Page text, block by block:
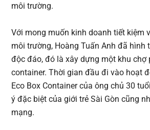
môi trường.
Với mong muốn kinh doanh tiết kiệm
môi trường, Hoàng Tuấn Anh đã hình
độc đáo, đó là xây dựng một khu chợ
container. Thời gian đầu đi vào hoạt
Eco Box Container của ông chủ 30
ý đặc biệt của giới trẻ Sài Gòn cũng
mạng.